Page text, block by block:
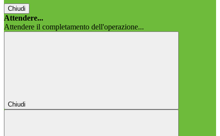
Chiudi
Attendere...
Attendere il completamento dell'operazione...
Chiudi